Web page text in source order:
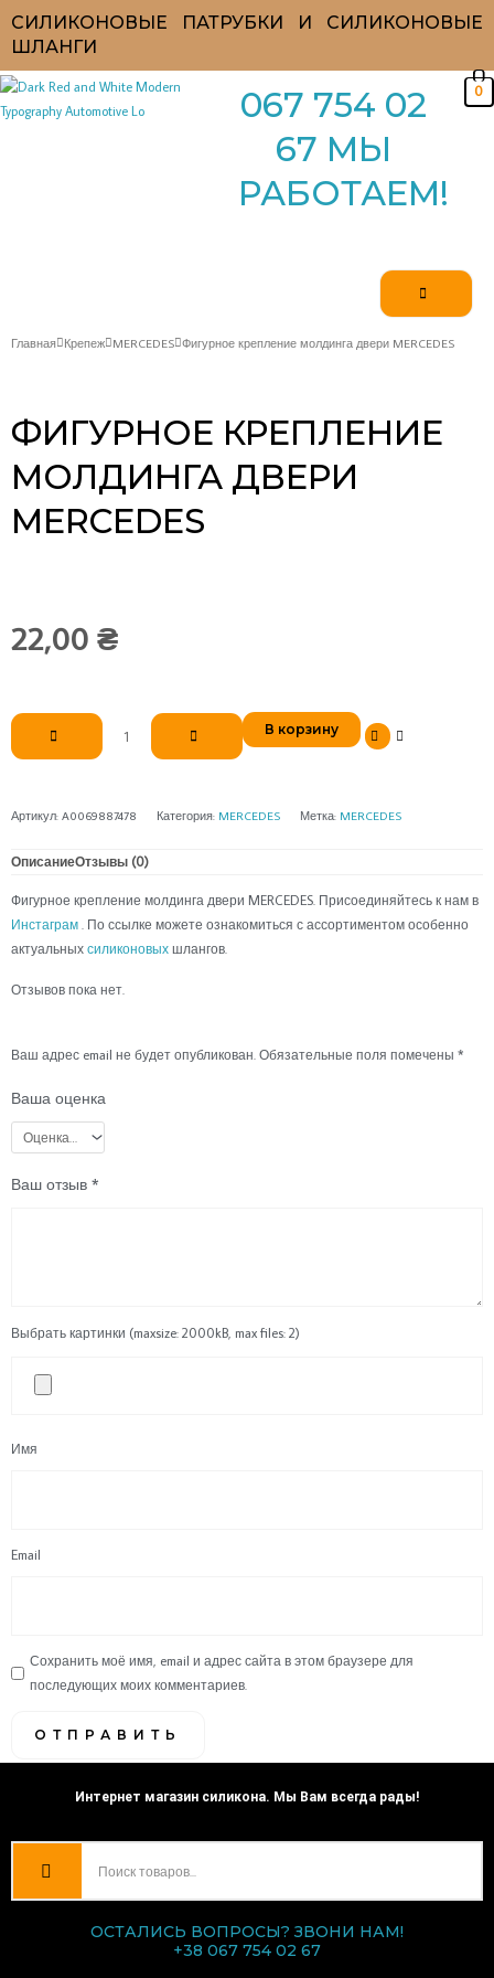
СИЛИКОНОВЫЕ ПАТРУБКИ И СИЛИКОНОВЫЕ
ШЛАНГИ
067 754 02
67 МЫ
РАБОТАЕМ!
0
Главная Крепеж MERCEDES Фигурное крепление молдинга двери MERCEDES
ФИГУРНОЕ КРЕПЛЕНИЕ
МОЛДИНГА ДВЕРИ
MERCEDES
22,00 ₴
Количество
товара
Фигурное
молдинга
MERCEDES
В корзину
Артикул: A0069887478 Категория: MERCEDES Метка: MERCEDES
ОписаниеОтзывы (0)
Фигурное крепление молдинга двери MERCEDES. Присоединяйтесь к нам в
Инстаграм . По ссылке можете ознакомиться с ассортиментом особенно
актуальных силиконовых шлангов.
Отзывов пока нет.
Ваш адрес email не будет опубликован. Обязательные поля помечены *
Ваша оценка
Ваш отзыв *
Выбрать картинки (maxsize: 2000kB, max files: 2)
Имя
Email
Сохранить моё имя, email и адрес сайта в этом браузере для
последующих моих комментариев.
Интернет магазин силикона. Мы Вам всегда рады!
ОСТАЛИСЬ ВОПРОСЫ? ЗВОНИ НАМ!
+38 067 754 02 67